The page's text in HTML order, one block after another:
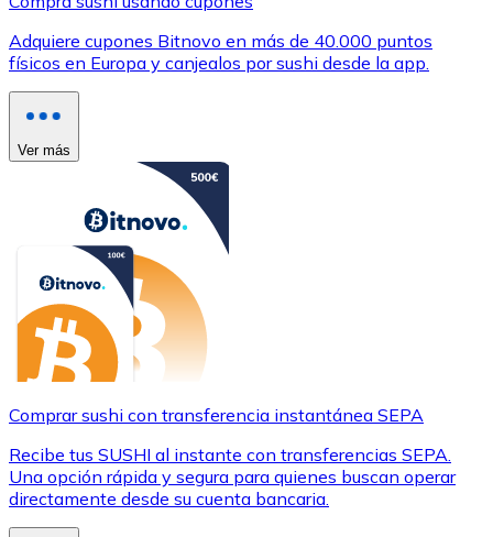
Adquiere cupones Bitnovo en más de 40.000 puntos
físicos en Europa y canjealos por sushi desde la app.
Ver más
Comprar sushi con transferencia instantánea SEPA
Recibe tus SUSHI al instante con transferencias SEPA.
Una opción rápida y segura para quienes buscan operar
directamente desde su cuenta bancaria.